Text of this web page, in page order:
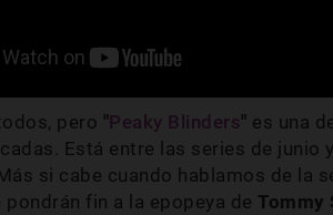
pero "Peaky Blinders" es una
Está entre las series de junio
si cabe cuando hablamos de la
fin a la epopeya de Tommy